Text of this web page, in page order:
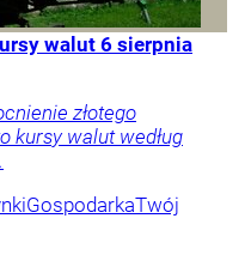
walut 6 sierpnia
złotego
kursy walut według
GospodarkaTwój